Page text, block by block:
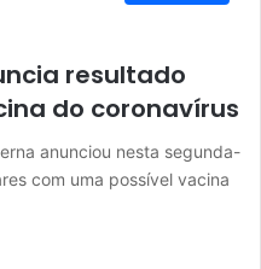
resultado
do coronavírus
anunciou nesta segunda-
com uma possível vacina